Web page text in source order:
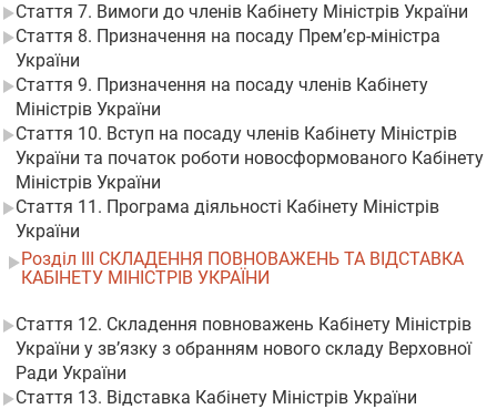
Стаття 7. Вимоги до членів Кабінету Міністрів України
Стаття 8. Призначення на посаду Прем’єр-міністра
України
Стаття 9. Призначення на посаду членів Кабінету
Міністрів України
Стаття 10. Вступ на посаду членів Кабінету Міністрів
України та початок роботи новосформованого Кабінету
Міністрів України
Стаття 11. Програма діяльності Кабінету Міністрів
України
Розділ III СКЛАДЕННЯ ПОВНОВАЖЕНЬ ТА ВІДСТАВКА
КАБІНЕТУ МІНІСТРІВ УКРАЇНИ
Стаття 12. Складення повноважень Кабінету Міністрів
України у зв’язку з обранням нового складу Верховної
Ради України
Стаття 13. Відставка Кабінету Міністрів України